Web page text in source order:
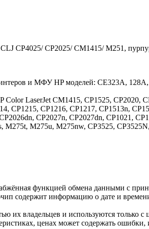
CP4025/ CP2025/ CM1415/ M251,
и МФУ HP моделей: CE323A,
Color LaserJet CM1415, CP1525, CP2020,
CP1215, CP1216, CP1217, CP1513n,
CP2027n, CP2027dn, CP1021,
M275u, M275nw, CP3525,
функцией обмена данными с
содержит информацию о дате и
их владельцев и используются только
ценах может содержать ошибки,